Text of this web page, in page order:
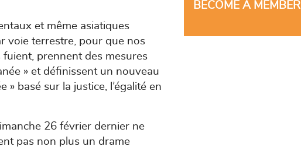
et même asiatiques
voie terrestre, pour que nos
fuient, prennent des mesures
» et définissent un nouveau
basé sur la justice, l’égalité en
26 février dernier ne
pas non plus un drame
BECOME A MEMBER